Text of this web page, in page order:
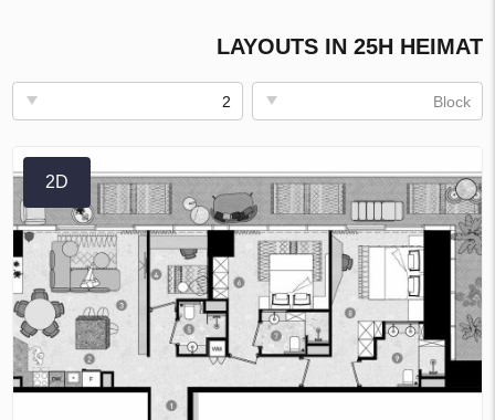
LAYOUTS IN 25H HEIMAT
Block
2
2D